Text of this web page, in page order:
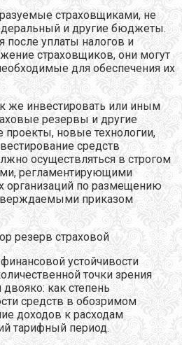
страховщиками, не
и другие бюджеты.
после уплаты налогов и
страховщиков, они могут
для обеспечения их
же инвестировать или иным
резервы и другие
новые технологии,
средств
осуществляться в строгом
регламентирующими
организаций по размещению
приказом
резерв страховой
устойчивости
точки зрения
как степень
средств в обозримом
доходов к расходам
тарифный период.